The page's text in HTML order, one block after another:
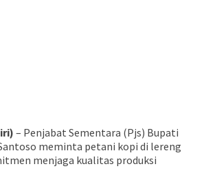
– Penjabat Sementara (Pjs) Bupati
meminta petani kopi di lereng
menjaga kualitas produksi